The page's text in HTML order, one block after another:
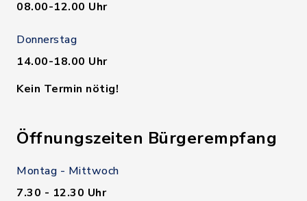
08.00-12.00 Uhr
Donnerstag
14.00-18.00 Uhr
Kein Termin nötig!
Öffnungszeiten Bürgerempfang
Montag - Mittwoch
7.30 - 12.30 Uhr